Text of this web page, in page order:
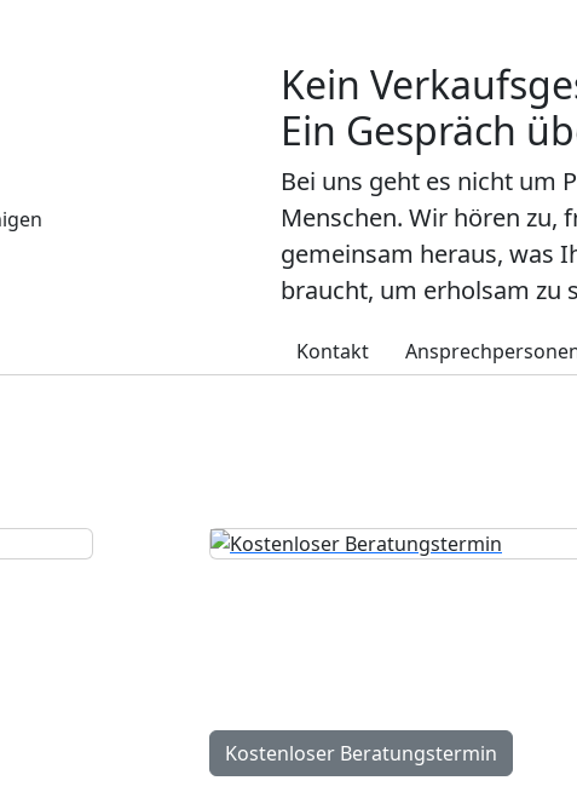
Kein
Ein Gespräch
Bei uns geht es nicht um
Menschen. Wir hören zu,
gemeinsam heraus, was
braucht, um erholsam zu
Kontakt
Kostenloser Beratungstermin